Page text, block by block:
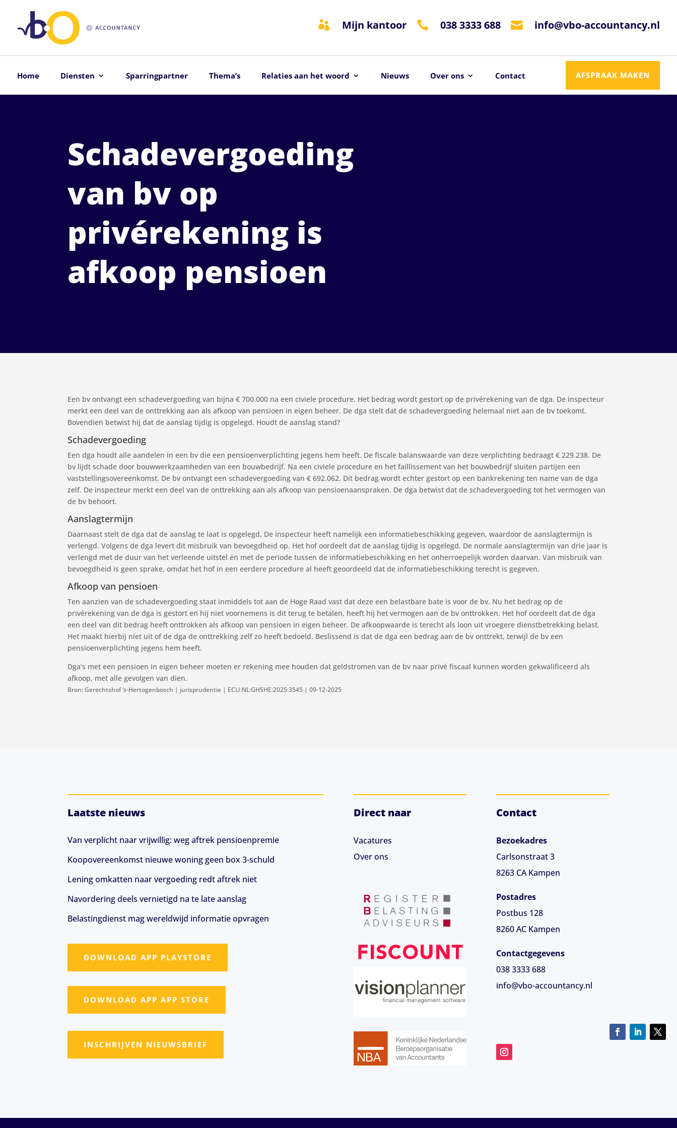
 Mijn kantoor  038 3333 688  info@vbo-accountancy.nl
Home Diensten Sparringpartner Thema’s Relaties aan het woord Nieuws Over ons Contact AFSPRAAK MAKEN
Schadevergoeding
van bv op
privérekening is
afkoop pensioen
Een bv ontvangt een schadevergoeding van bijna € 700.000 na een civiele procedure. Het bedrag wordt gestort op de privérekening van de dga. De inspecteur
merkt een deel van de onttrekking aan als afkoop van pensioen in eigen beheer. De dga stelt dat de schadevergoeding helemaal niet aan de bv toekomt.
Bovendien betwist hij dat de aanslag tijdig is opgelegd. Houdt de aanslag stand?
Schadevergoeding
Een dga houdt alle aandelen in een bv die een pensioenverplichting jegens hem heeft. De fiscale balanswaarde van deze verplichting bedraagt € 229.238. De
bv lijdt schade door bouwwerkzaamheden van een bouwbedrijf. Na een civiele procedure en het faillissement van het bouwbedrijf sluiten partijen een
vaststellingsovereenkomst. De bv ontvangt een schadevergoeding van € 692.062. Dit bedrag wordt echter gestort op een bankrekening ten name van de dga
zelf. De inspecteur merkt een deel van de onttrekking aan als afkoop van pensioenaanspraken. De dga betwist dat de schadevergoeding tot het vermogen van
de bv behoort.
Aanslagtermijn
Daarnaast stelt de dga dat de aanslag te laat is opgelegd. De inspecteur heeft namelijk een informatiebeschikking gegeven, waardoor de aanslagtermijn is
verlengd. Volgens de dga levert dit misbruik van bevoegdheid op. Het hof oordeelt dat de aanslag tijdig is opgelegd. De normale aanslagtermijn van drie jaar is
verlengd met de duur van het verleende uitstel én met de periode tussen de informatiebeschikking en het onherroepelijk worden daarvan. Van misbruik van
bevoegdheid is geen sprake, omdat het hof in een eerdere procedure al heeft geoordeeld dat de informatiebeschikking terecht is gegeven.
Afkoop van pensioen
Ten aanzien van de schadevergoeding staat inmiddels tot aan de Hoge Raad vast dat deze een belastbare bate is voor de bv. Nu het bedrag op de
privérekening van de dga is gestort en hij niet voornemens is dit terug te betalen, heeft hij het vermogen aan de bv onttrokken. Het hof oordeelt dat de dga
een deel van dit bedrag heeft onttrokken als afkoop van pensioen in eigen beheer. De afkoopwaarde is terecht als loon uit vroegere dienstbetrekking belast.
Het maakt hierbij niet uit of de dga de onttrekking zelf zo heeft bedoeld. Beslissend is dat de dga een bedrag aan de bv onttrekt, terwijl de bv een
pensioenverplichting jegens hem heeft.
Dga’s met een pensioen in eigen beheer moeten er rekening mee houden dat geldstromen van de bv naar privé fiscaal kunnen worden gekwalificeerd als
afkoop, met alle gevolgen van dien.
Bron: Gerechtshof ‘s-Hertogenbosch | jurisprudentie | ECLI:NL:GHSHE:2025:3545 | 09-12-2025
Laatste nieuws
Van verplicht naar vrijwillig: weg aftrek pensioenpremie
Koopovereenkomst nieuwe woning geen box 3-schuld
Lening omkatten naar vergoeding redt aftrek niet
Navordering deels vernietigd na te late aanslag
Belastingdienst mag wereldwijd informatie opvragen
DOWNLOAD APP PLAYSTORE
DOWNLOAD APP APP STORE
INSCHRIJVEN NIEUWSBRIEF
Direct naar
Vacatures
Over ons
Contact
Bezoekadres
Carlsonstraat 3
8263 CA Kampen
Postadres
Postbus 128
8260 AC Kampen
Contactgegevens
038 3333 688
info@vbo-accountancy.nl